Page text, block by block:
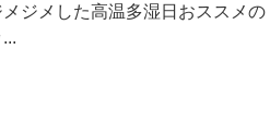
ジメした高温多湿日おススメの